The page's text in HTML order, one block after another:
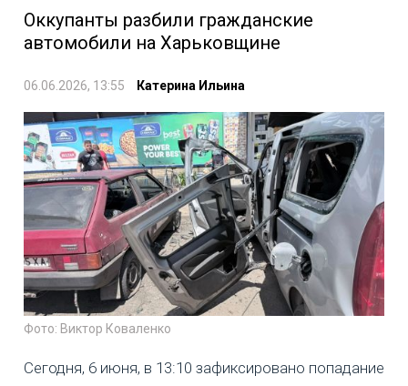
Оккупанты разбили гражданские
автомобили на Харьковщине
06.06.2026, 13:55 Катерина Ильина
Фото: Виктор Коваленко
Сегодня, 6 июня, в 13:10 зафиксировано попадание